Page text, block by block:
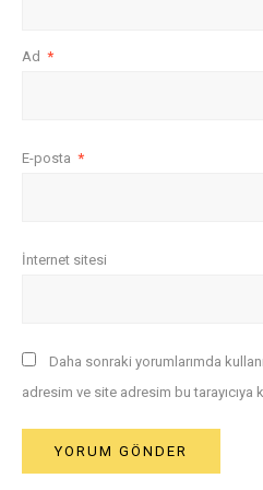
Ad *
E-posta *
İnternet sitesi
Daha sonraki yorumlarımda
adresim ve site adresim bu tarayıcıya